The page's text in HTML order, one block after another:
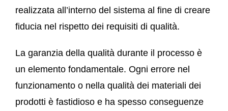
realizzata all’interno del sistema al fine di creare
fiducia nel rispetto dei requisiti di qualità.
La garanzia della qualità durante il processo è
un elemento fondamentale. Ogni errore nel
funzionamento o nella qualità dei materiali dei
prodotti è fastidioso e ha spesso conseguenze